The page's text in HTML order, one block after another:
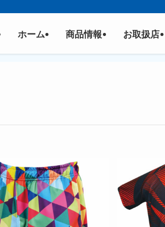
ホーム 商品情報 お取扱店